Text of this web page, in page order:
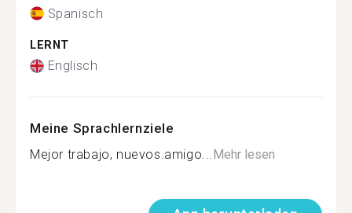
Spanisch
LERNT
Englisch
Meine Sprachlernziele
Mejor trabajo, nuevos.amigo...Mehr lesen